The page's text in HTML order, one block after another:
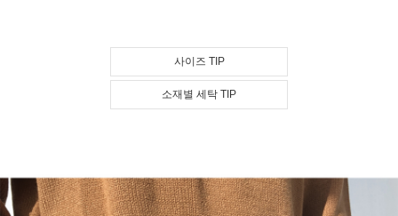
사이즈 TIP
소재별 세탁 TIP